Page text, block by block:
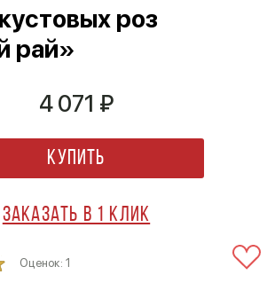
роз
рай»
4 071 ₽
Заказать в 1 клик
Купить
Оценок:1